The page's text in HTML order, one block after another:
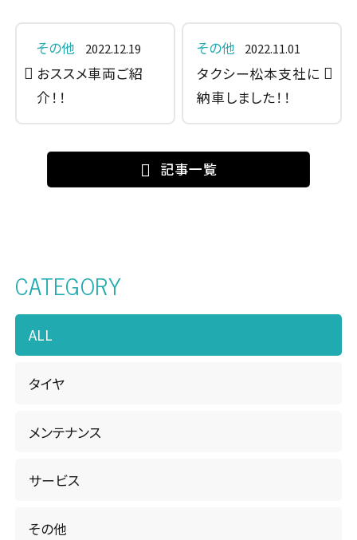
CATEGORY
ALL
タイヤ
メンテナンス
サービス
その他
その他 2022.12.19
おススメ車両ご紹
介！！
その他 2022.11.01
タクシー松本支社に
納車しました！！
記事一覧